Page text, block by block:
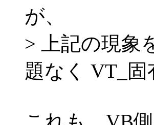
が、
> 上記の現
題なく VT_